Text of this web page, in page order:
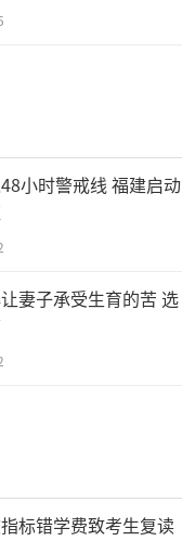
小时警戒线 福建启动
妻子承受生育的苦 选
标错学费致考生复读